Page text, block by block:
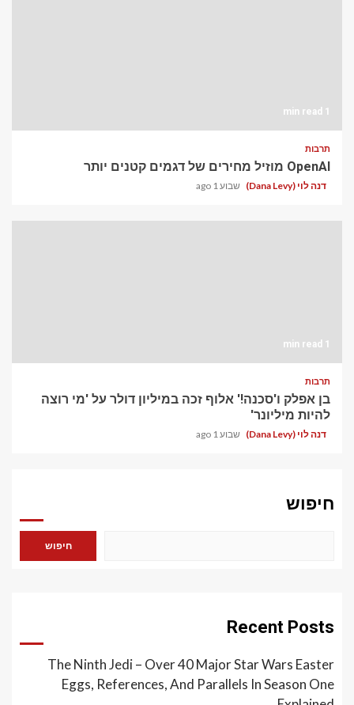
1 min read
תרבות
OpenAI מוזיל מחירים של דגמים קטנים יותר
דנה לוי (Dana Levy) שבוע 1 ago
1 min read
תרבות
בן אפלק ו'סכנה!' אלוף זכה במיליון דולר על 'מי רוצה
להיות מיליונר'
דנה לוי (Dana Levy) שבוע 1 ago
חיפוש
חיפוש
Recent Posts
The Ninth Jedi – Over 40 Major Star Wars Easter
Eggs, References, And Parallels In Season One